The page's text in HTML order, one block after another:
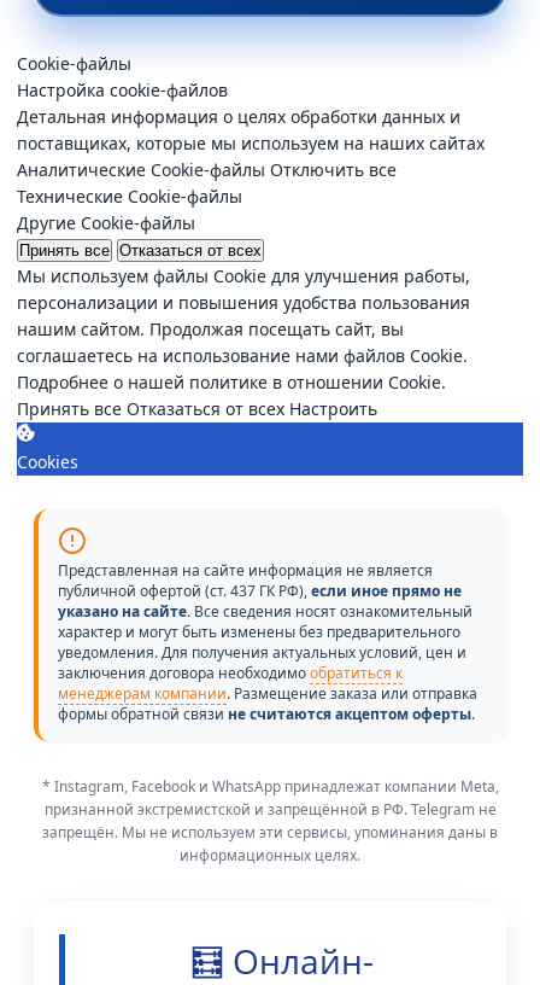
Cookie-файлы
Настройка cookie-файлов
Детальная информация о целях обработки данных и
поставщиках, которые мы используем на наших сайтах
Аналитические Cookie-файлы Отключить все
Технические Cookie-файлы
Другие Cookie-файлы
Принять все Отказаться от всех
Мы используем файлы Cookie для улучшения работы,
персонализации и повышения удобства пользования
нашим сайтом. Продолжая посещать сайт, вы
соглашаетесь на использование нами файлов Cookie.
Подробнее о нашей политике в отношении Cookie.
Принять все Отказаться от всех Настроить
Cookies
Представленная на сайте информация не является
публичной офертой (ст. 437 ГК РФ),если иное прямо не
указано на сайте. Все сведения носят ознакомительный
характер и могут быть изменены без предварительного
уведомления. Для получения актуальных условий, цен и
заключения договора необходимообратиться к
менеджерам компании. Размещение заказа или отправка
формы обратной связи не считаются акцептом оферты.
* Instagram, Facebook и WhatsApp принадлежат компании Meta,
признанной экстремистской и запрещённой в РФ. Telegram не
запрещён. Мы не используем эти сервисы, упоминания даны в
информационных целях.
🧮 Онлайн-